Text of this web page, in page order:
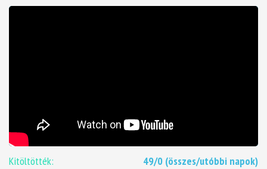
Kitöltötték:
49/0 (összes/utóbbi napok)